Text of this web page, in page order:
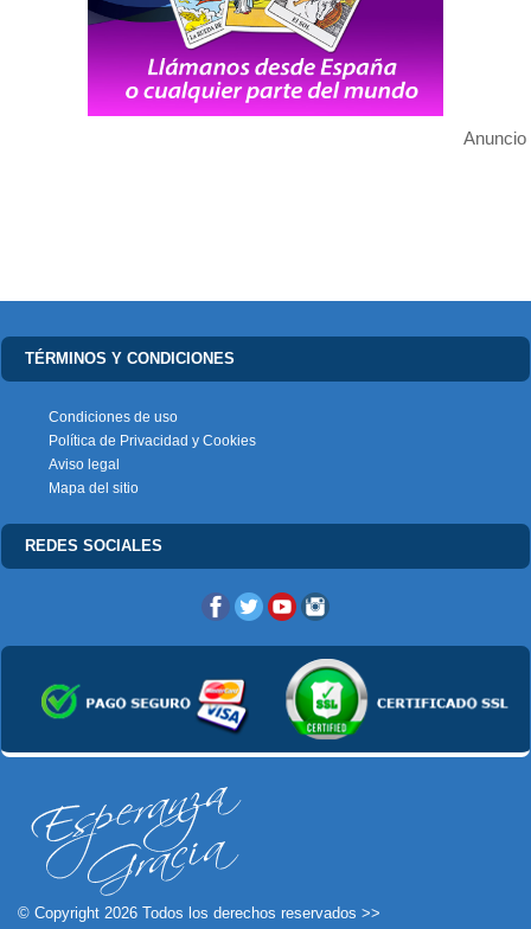
Anuncio
TÉRMINOS Y CONDICIONES
Condiciones de uso
Política de Privacidad y Cookies
Aviso legal
Mapa del sitio
REDES SOCIALES
© Copyright 2026 Todos los derechos reservados >>